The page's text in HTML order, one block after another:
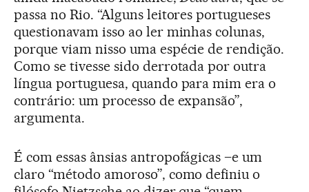
passa no Rio. “Alguns leitores portugueses
questionavam isso ao ler minhas colunas,
porque viam nisso uma espécie de rendição.
Como se tivesse sido derrotada por outra
língua portuguesa, quando para mim era o
contrário: um processo de expansão”,
argumenta.
É com essas ânsias antropofágicas –e um
claro “método amoroso”, como definiu o